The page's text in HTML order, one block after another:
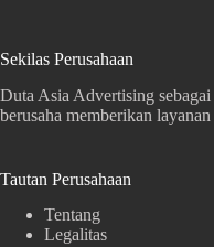
Sekilas Perusahaan
Duta Asia Advertising
berusaha memberikan
Tautan Perusahaan
Tentang
Legalitas